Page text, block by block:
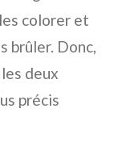
colorer et
brûler. Donc,
deux
précis